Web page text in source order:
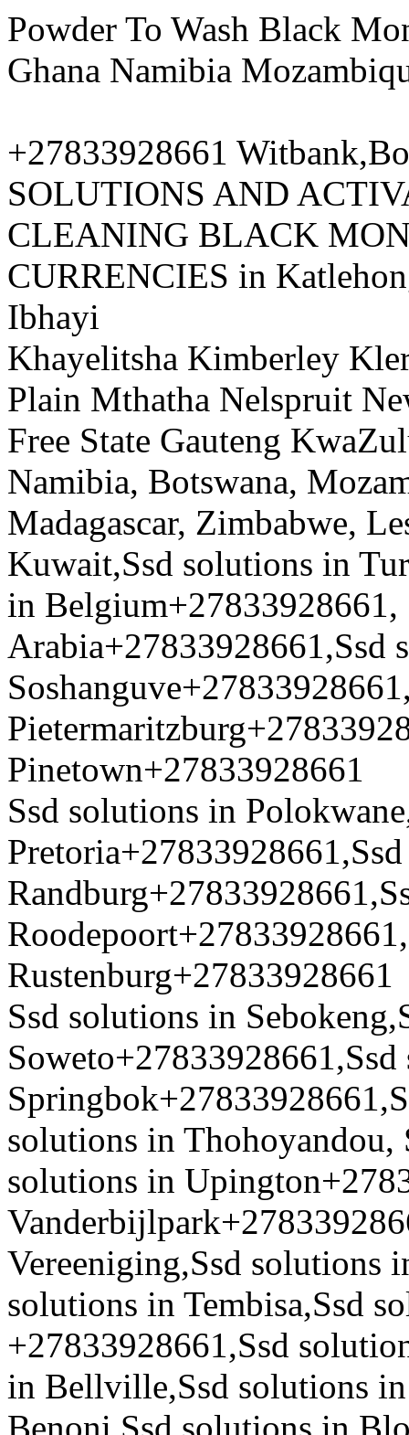
Powder To Wash Black
Ghana Namibia
+27833928661
SOLUTIONS AND
CLEANING BLACK
CURRENCIES in
Ibhayi
Khayelitsha Kimberley
Plain Mthatha Nelspruit
Free State Gauteng
Namibia, Botswana,
Madagascar, Zimbabwe,
Kuwait,Ssd solutions in
in Belgium+27833928661,
Arabia+27833928661,Ssd
Pinetown+27833928661
Ssd solutions in
Rustenburg+27833928661
Ssd solutions in
solutions in Thohoyandou,
solutions in
Vereeniging,Ssd solutions
solutions in Tembisa,Ssd
+27833928661,Ssd
in Bellville,Ssd solutions